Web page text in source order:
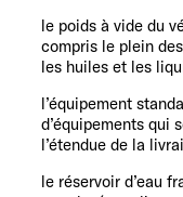
le poids à vide du
compris le plein
les huiles et les
l’équipement
d’équipements qui
l’étendue de la
le réservoir d’eau